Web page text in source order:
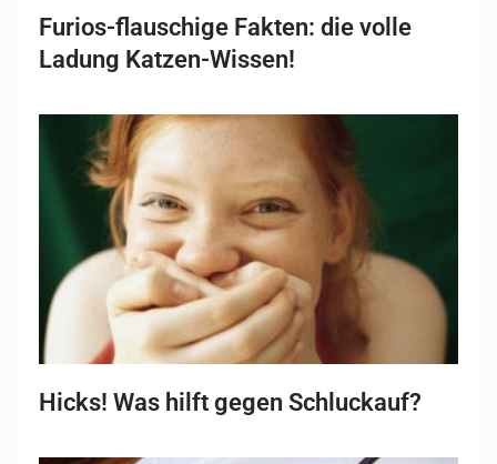
Furios-flauschige Fakten: die volle
Ladung Katzen-Wissen!
Hicks! Was hilft gegen Schluckauf?